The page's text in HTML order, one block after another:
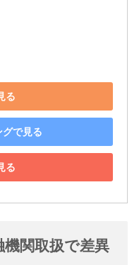
る
で見る
る
関取扱で差異